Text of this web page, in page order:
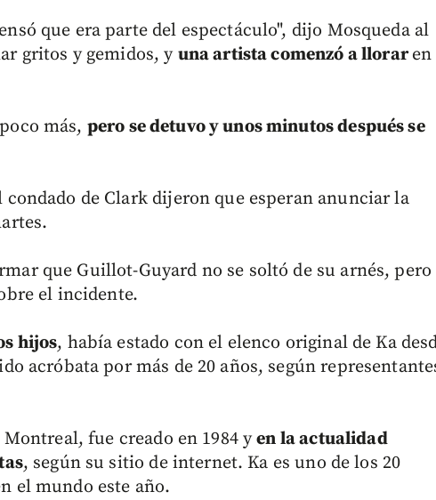
que era parte del espectáculo", dijo Mosqueda al
gritos y gemidos, y una artista comenzó a llorar
más, pero se detuvo y unos minutos después se
condado de Clark dijeron que esperan anunciar la
que Guillot-Guyard no se soltó de su arnés, pero
el incidente.
hijos, había estado con el elenco original de Ka
acróbata por más de 20 años, según
fue creado en 1984 yen la actualidad
, según su sitio de internet. Ka es uno de los 20
el mundo este año.